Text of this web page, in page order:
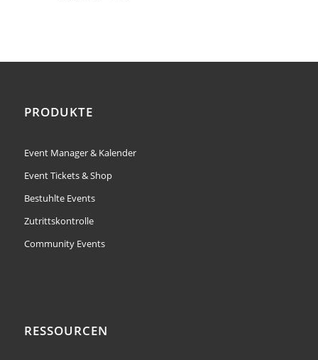
PRODUKTE
Event Manager & Kalender
Event Tickets & Shop
Bestuhlte Events
Zutrittskontrolle
Community Events
RESSOURCEN